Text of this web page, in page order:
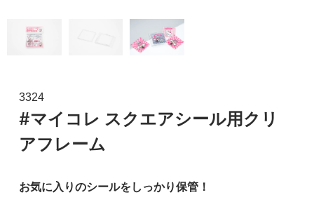
3324
#マイコレ スクエアシール用クリ
アフレーム
お気に入りのシールをしっかり保管！